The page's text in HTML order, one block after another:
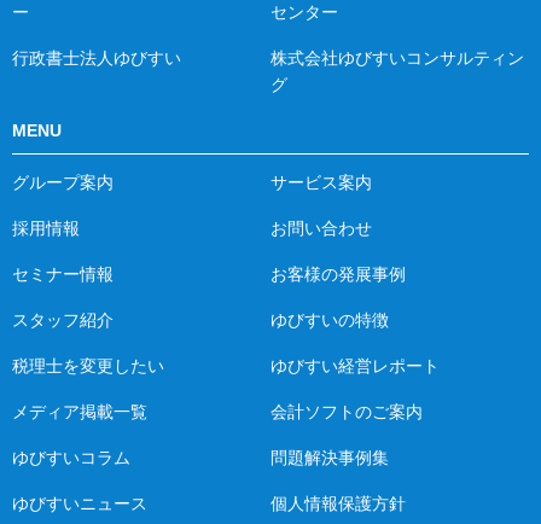
ー
センター
行政書士法人ゆびすい
株式会社ゆびすいコンサルティン
グ
MENU
グループ案内 サービス案内
採用情報 お問い合わせ
セミナー情報 お客様の発展事例
スタッフ紹介 ゆびすいの特徴
税理士を変更したい ゆびすい経営レポート
メディア掲載一覧 会計ソフトのご案内
ゆびすいコラム 問題解決事例集
ゆびすいニュース 個人情報保護方針